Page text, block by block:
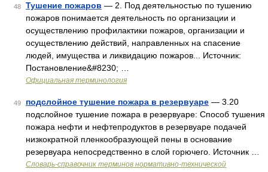
48 Тушение пожаров — 2. Под деятельностью по тушению
пожаров понимается деятельность по организации и
осуществлению профилактики пожаров, организации и
осуществлению действий, направленных на спасение
людей, имущества и ликвидацию пожаров... Источник:
Постановление&#8230; …
Официальная терминология
49 подслойное тушение пожара в резервуаре — 3.20
подслойное тушение пожара в резервуаре: Способ тушения
пожара нефти и нефтепродуктов в резервуаре подачей
низкократной пленкообразующей пены в основание
резервуара непосредственно в слой горючего. Источник …
Словарь-справочник терминов нормативно-технической